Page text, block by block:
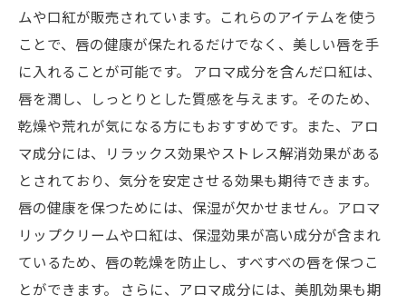
ムや口紅が販売されています。これらのアイテムを使う
ことで、唇の健康が保たれるだけでなく、美しい唇を手
に入れることが可能です。 アロマ成分を含んだ口紅は、
唇を潤し、しっとりとした質感を与えます。そのため、
乾燥や荒れが気になる方にもおすすめです。また、アロ
マ成分には、リラックス効果やストレス解消効果がある
とされており、気分を安定させる効果も期待できます。
唇の健康を保つためには、保湿が欠かせません。アロマ
リップクリームや口紅は、保湿効果が高い成分が含まれ
ているため、唇の乾燥を防止し、すべすべの唇を保つこ
とができます。 さらに、アロマ成分には、美肌効果も期